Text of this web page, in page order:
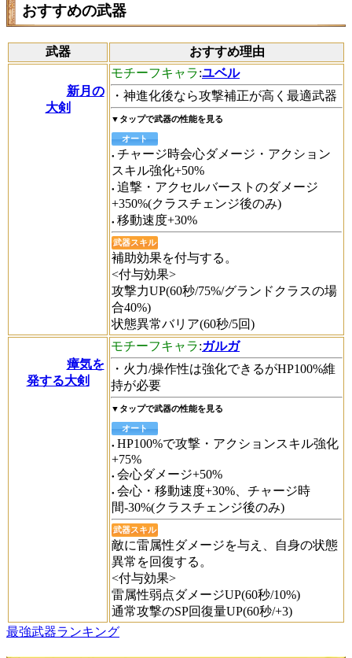
おすすめの武器
武器 おすすめ理由
新月の
大剣
モチーフキャラ:ユベル
・神進化後なら攻撃補正が高く最適武器
▼タップで武器の性能を見る
オート
チャージ時会心ダメージ・アクション
スキル強化+50%
追撃・アクセルバーストのダメージ
+350%(クラスチェンジ後のみ)
移動速度+30%
武器スキル
補助効果を付与する。
<付与効果>
攻撃力UP(60秒/75%/グランドクラスの場
合40%)
状態異常バリア(60秒/5回)
瘴気を
発する大剣
モチーフキャラ:ガルガ
・火力/操作性は強化できるがHP100%維
持が必要
▼タップで武器の性能を見る
オート
HP100%で攻撃・アクションスキル強化
+75%
会心ダメージ+50%
会心・移動速度+30%、チャージ時
間-30%(クラスチェンジ後のみ)
武器スキル
敵に雷属性ダメージを与え、自身の状態
異常を回復する。
<付与効果>
雷属性弱点ダメージUP(60秒/10%)
通常攻撃のSP回復量UP(60秒/+3)
最強武器ランキング